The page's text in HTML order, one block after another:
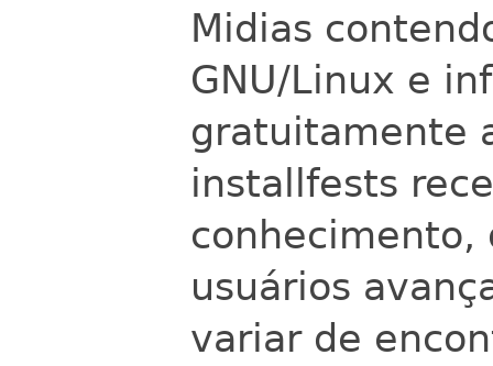
Midias
GNU/Linux e
gratuitamente
installfests
conhecimento,
usuários
variar de